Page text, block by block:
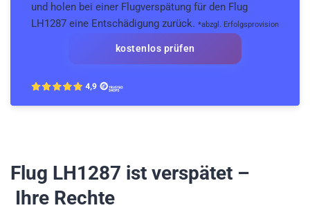
und holen bei einer Flugverspätung für den Flug
LH1287 eine Entschädigung zurück. *abzgl. Erfolgsprovision
kostenlos prüfen
Flug LH1287 ist verspätet –
Ihre Rechte